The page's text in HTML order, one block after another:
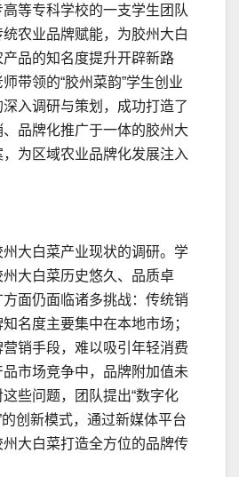
等专科学校的一支学生团队
农业品牌赋能，为胶州大白
品的知名度提升开辟新路
带领的“胶州菜韵”学生创业
入调研与策划，成功打造了
品牌化推广于一体的胶州大
为区域农业品牌化发展注入
大白菜产业现状的调研。学
大白菜历史悠久、品质卓
面仍面临诸多挑战：传统销
名度主要集中在本地市场；
销手段，难以吸引年轻消费
市场竞争中，品牌附加值未
些问题，团队提出“数字化
创新模式，通过新媒体平台
大白菜打造全方位的品牌传